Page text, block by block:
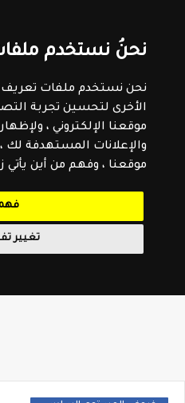
نحنُ نستخدم
نحن نستخدم ملفات تعريف
الأخرى لتحسين تجربة
موقعنا الإلكتروني ،
والإعلانات المستهدفة لك
موقعنا ، وفهم من أين يأتي
تغيير